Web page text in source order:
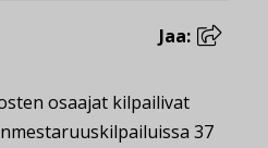
Jaa:
osaajat kilpailivat
37